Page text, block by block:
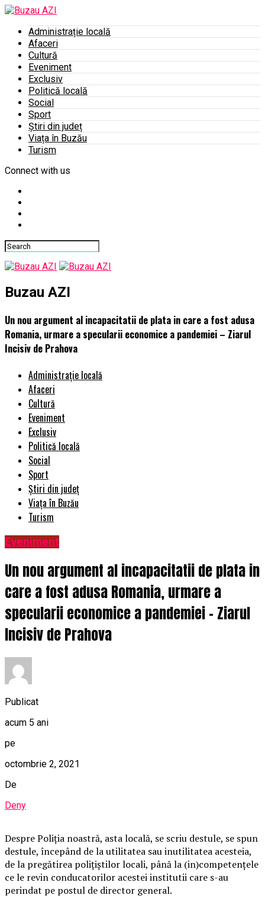
Administrație locală
Afaceri
Cultură
Eveniment
Exclusiv
Politică locală
Social
Sport
Știri din județ
Viața în Buzău
Turism
Connect with us
Buzau AZI
Un nou argument al incapacitatii de plata in care a fost adusa
Romania, urmare a specularii economice a pandemiei – Ziarul
Incisiv de Prahova
Administrație locală
Afaceri
Cultură
Eveniment
Exclusiv
Politică locală
Social
Sport
Știri din județ
Viața în Buzău
Turism
Eveniment
Un nou argument al incapacitatii de plata in
care a fost adusa Romania, urmare a
specularii economice a pandemiei – Ziarul
Incisiv de Prahova
Publicat
acum 5 ani
pe
octombrie 2, 2021
De
Deny
Despre Poliţia noastră, asta locală, se scriu destule, se spun
destule, începând de la utilitatea sau inutilitatea acesteia,
de la pregătirea poliţiştilor locali, până la (in)competenţele
ce le revin conducatorilor acestei institutii care s-au
perindat pe postul de director general.